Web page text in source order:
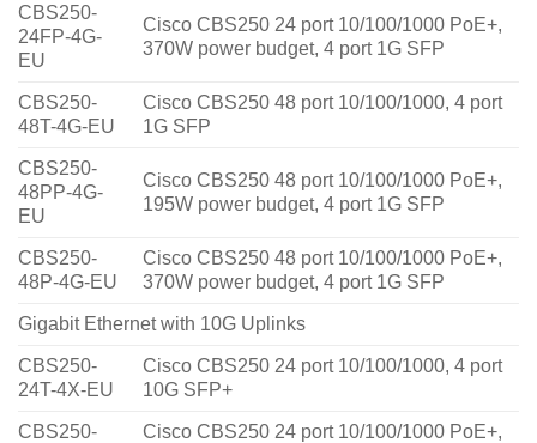
CBS250-
24FP-4G-
EU
Cisco CBS250 24 port 10/100/1000 PoE+,
370W power budget, 4 port 1G SFP
CBS250-
48T-4G-EU
Cisco CBS250 48 port 10/100/1000, 4 port
1G SFP
CBS250-
48PP-4G-
EU
Cisco CBS250 48 port 10/100/1000 PoE+,
195W power budget, 4 port 1G SFP
CBS250-
48P-4G-EU
Cisco CBS250 48 port 10/100/1000 PoE+,
370W power budget, 4 port 1G SFP
Gigabit Ethernet with 10G Uplinks
CBS250-
24T-4X-EU
Cisco CBS250 24 port 10/100/1000, 4 port
10G SFP+
CBS250-
Cisco CBS250 24 port 10/100/1000 PoE+,